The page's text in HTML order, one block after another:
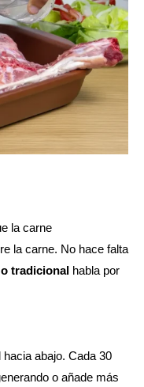
la carne
la carne. No hace falta
tradicional habla por
abajo. Cada 30
o añade más